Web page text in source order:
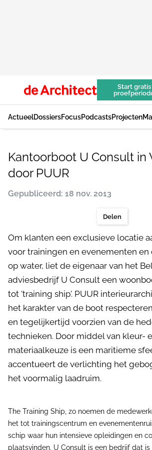
Start gratis
ActueelDossiersFocusPodcastsProjecten
Kantoorboot U Consult
door PUUR
Gepubliceerd: 18 nov. 2013
Delen
Om klanten een exclusieve locatie
voor trainingen en evenementen en
op water, liet de eigenaar van het
adviesbedrijf U Consult een
tot 'training ship'. PUUR
het karakter van de boot
en tegelijkertijd voorzien van de
technieken. Door middel van kleur-
materiaalkeuze is een maritieme
accentueert de verlichting het
het voormalig laadruim.
The Training Ship, zo noemen de
het tot trainingscentrum en
schip waar hun intensieve opleidingen en
plaatsvinden. U Consult is een bedrijf dat